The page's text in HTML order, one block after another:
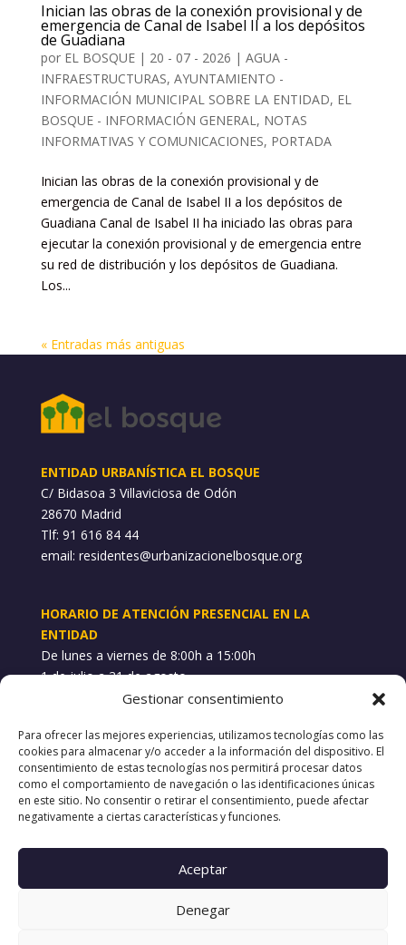
Gestionar consentimiento
Para ofrecer las mejores experiencias, utilizamos tecnologías como las
cookies para almacenar y/o acceder a la información del dispositivo. El
consentimiento de estas tecnologías nos permitirá procesar datos
como el comportamiento de navegación o las identificaciones únicas
en este sitio. No consentir o retirar el consentimiento, puede afectar
negativamente a ciertas características y funciones.
Aceptar
Denegar
Inician las obras de la conexión provisional y de
emergencia de Canal de Isabel II a los depósitos
de Guadiana
por EL BOSQUE| 20 - 07 - 2026 | AGUA -
INFRAESTRUCTURAS, AYUNTAMIENTO -
INFORMACIÓN MUNICIPAL SOBRE LA ENTIDAD, EL
BOSQUE - INFORMACIÓN GENERAL, NOTAS
INFORMATIVAS Y COMUNICACIONES, PORTADA
Inician las obras de la conexión provisional y de
emergencia de Canal de Isabel II a los depósitos de
Guadiana Canal de Isabel II ha iniciado las obras para
ejecutar la conexión provisional y de emergencia entre
su red de distribución y los depósitos de Guadiana.
Los...
« Entradas más antiguas
ENTIDAD URBANÍSTICA EL BOSQUE
C/ Bidasoa 3 Villaviciosa de Odón
28670 Madrid
Tlf: 91 616 84 44
email: residentes@urbanizacionelbosque.org
HORARIO DE ATENCIÓN PRESENCIAL EN LA
ENTIDAD
De lunes a viernes de 8:00h a 15:00h
1 de julio a 31 de agosto
689 748 101
POLÍTICAS
Aviso Legal